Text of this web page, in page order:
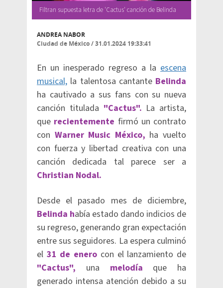
Filtran supuesta letra de 'Cactus' canción de Belinda
ANDREA NABOR
Ciudad de México/31.01.2024 19:33:41
En un inesperado regreso a la escena
musical, la talentosa cantanteBelinda
ha cautivado a sus fans con su nueva
canción titulada "Cactus". La artista,
que recientemente firmó un contrato
con Warner Music México, ha vuelto
con fuerza y libertad creativa con una
canción dedicada tal parece ser a
Christian Nodal.
Desde el pasado mes de diciembre,
Belinda había estado dando indicios de
su regreso, generando gran expectación
entre sus seguidores. La espera culminó
el 31 de enero con el lanzamiento de
"Cactus", una melodía que ha
generado intensa atención debido a su